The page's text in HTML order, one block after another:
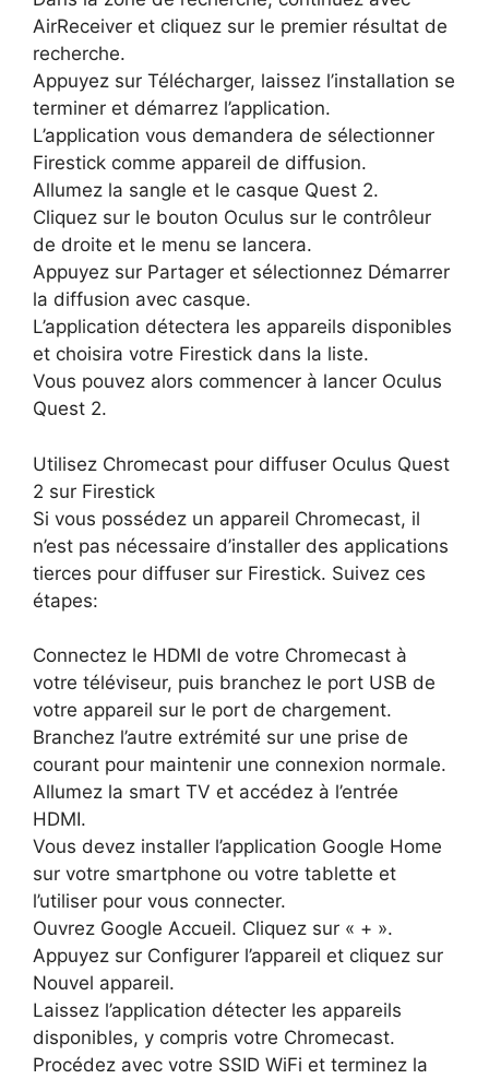
AirReceiver et cliquez sur le premier résultat de
recherche.
Appuyez sur Télécharger, laissez l’installation se
terminer et démarrez l’application.
L’application vous demandera de sélectionner
Firestick comme appareil de diffusion.
Allumez la sangle et le casque Quest 2.
Cliquez sur le bouton Oculus sur le contrôleur
de droite et le menu se lancera.
Appuyez sur Partager et sélectionnez Démarrer
la diffusion avec casque.
L’application détectera les appareils disponibles
et choisira votre Firestick dans la liste.
Vous pouvez alors commencer à lancer Oculus
Quest 2.
Utilisez Chromecast pour diffuser Oculus Quest
2 sur Firestick
Si vous possédez un appareil Chromecast, il
n’est pas nécessaire d’installer des applications
tierces pour diffuser sur Firestick. Suivez ces
étapes:
Connectez le HDMI de votre Chromecast à
votre téléviseur, puis branchez le port USB de
votre appareil sur le port de chargement.
Branchez l’autre extrémité sur une prise de
courant pour maintenir une connexion normale.
Allumez la smart TV et accédez à l’entrée
HDMI.
Vous devez installer l’application Google Home
sur votre smartphone ou votre tablette et
l’utiliser pour vous connecter.
Ouvrez Google Accueil. Cliquez sur « + ».
Appuyez sur Configurer l’appareil et cliquez sur
Nouvel appareil.
Laissez l’application détecter les appareils
disponibles, y compris votre Chromecast.
Procédez avec votre SSID WiFi et terminez la